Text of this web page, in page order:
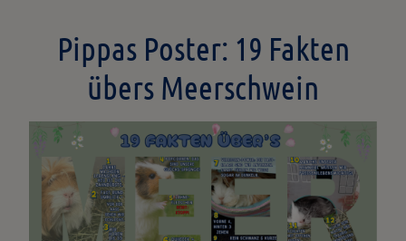
Pippas Poster: 19 Fakten
übers Meerschwein